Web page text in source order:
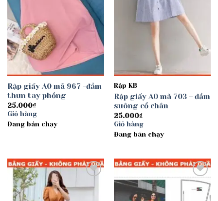
Rập giấy A0 mã 967 -đầm
thun tay phồng
25.000₫
Giỏ hàng
Đang bán chạy
Rập KB
Rập giấy A0 mã 703 – đầm
suông cổ chân
25.000₫
Giỏ hàng
Đang bán chạy
wishlist
Add to
wishlist